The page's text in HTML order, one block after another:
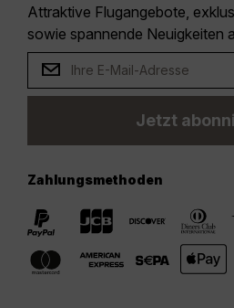
Attraktive Flugangebote,
sowie spannende Neuigkeiten
Jetzt
Zahlungsmethoden